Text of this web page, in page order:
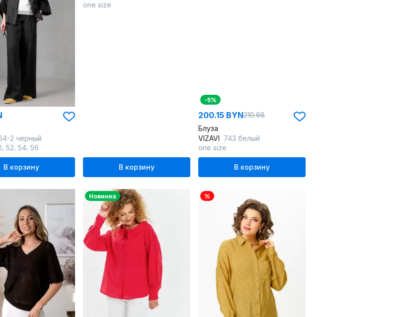
2 черный
52 54 56
В корзину
one size
В корзину
-5%
200.15 BYN210.68
Блуза
VIZAVI 743 белый
one size
В корзину
Новинка %